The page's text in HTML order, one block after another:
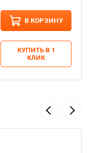
В КОРЗИНУ
КУПИТЬ В 1
КЛИК